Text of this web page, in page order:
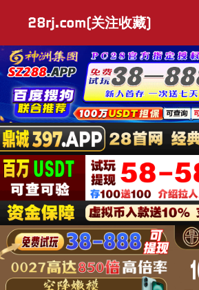
28rj.com(关注收藏)